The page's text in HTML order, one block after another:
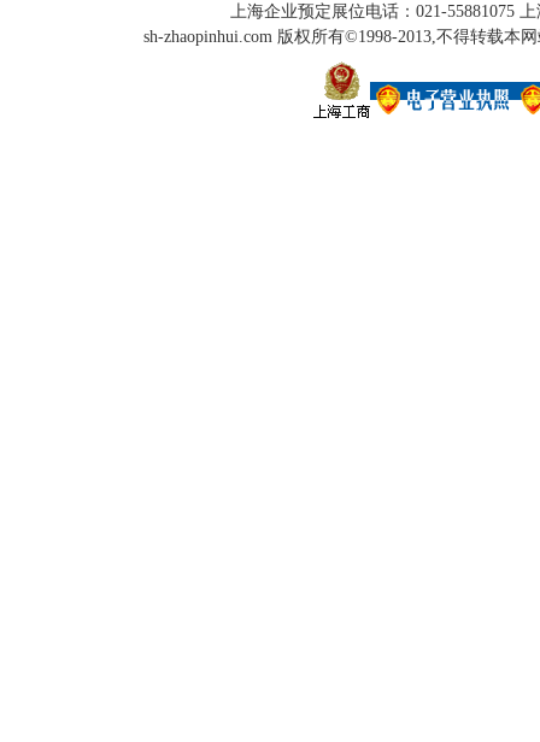
上海企业预定展位电话：021-55881075
sh-zhaopinhui.com 版权所有©1998-2013,不得转载本